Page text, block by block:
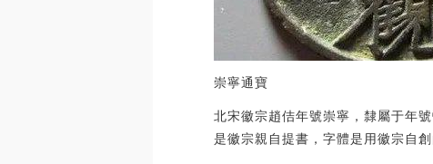
崇寧通寶
北宋徽宗趙佶年號崇寧，隸屬于年
是徽宗親自提書，字體是用徽宗自